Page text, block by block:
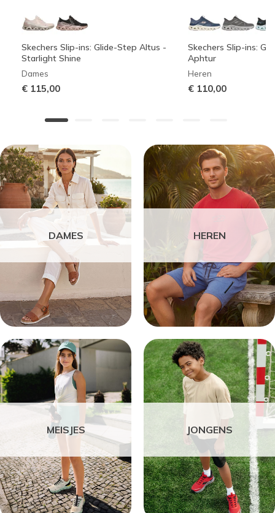
Skechers Slip-ins: Glide-Step Altus -
Starlight Shine
Dames
€ 115,00
Skechers Slip-ins:
Aphtur
Heren
€ 110,00
DAMES HEREN
MEISJES JONGENS